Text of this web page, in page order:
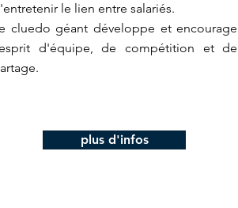
le lien entre salariés.
cluedo géant développe et encourage
d'équipe, de compétition et de
plus d'infos